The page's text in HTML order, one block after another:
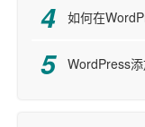
如何在
WordPress